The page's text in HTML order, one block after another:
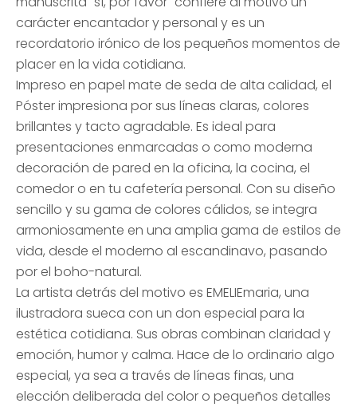
carácter encantador y personal y es un
recordatorio irónico de los pequeños momentos de
placer en la vida cotidiana.
Impreso en papel mate de seda de alta calidad, el
Póster impresiona por sus líneas claras, colores
brillantes y tacto agradable. Es ideal para
presentaciones enmarcadas o como moderna
decoración de pared en la oficina, la cocina, el
comedor o en tu cafetería personal. Con su diseño
sencillo y su gama de colores cálidos, se integra
armoniosamente en una amplia gama de estilos de
vida, desde el moderno al escandinavo, pasando
por el boho-natural.
La artista detrás del motivo es EMELIEmaria, una
ilustradora sueca con un don especial para la
estética cotidiana. Sus obras combinan claridad y
emoción, humor y calma. Hace de lo ordinario algo
especial, ya sea a través de líneas finas, una
elección deliberada del color o pequeños detalles